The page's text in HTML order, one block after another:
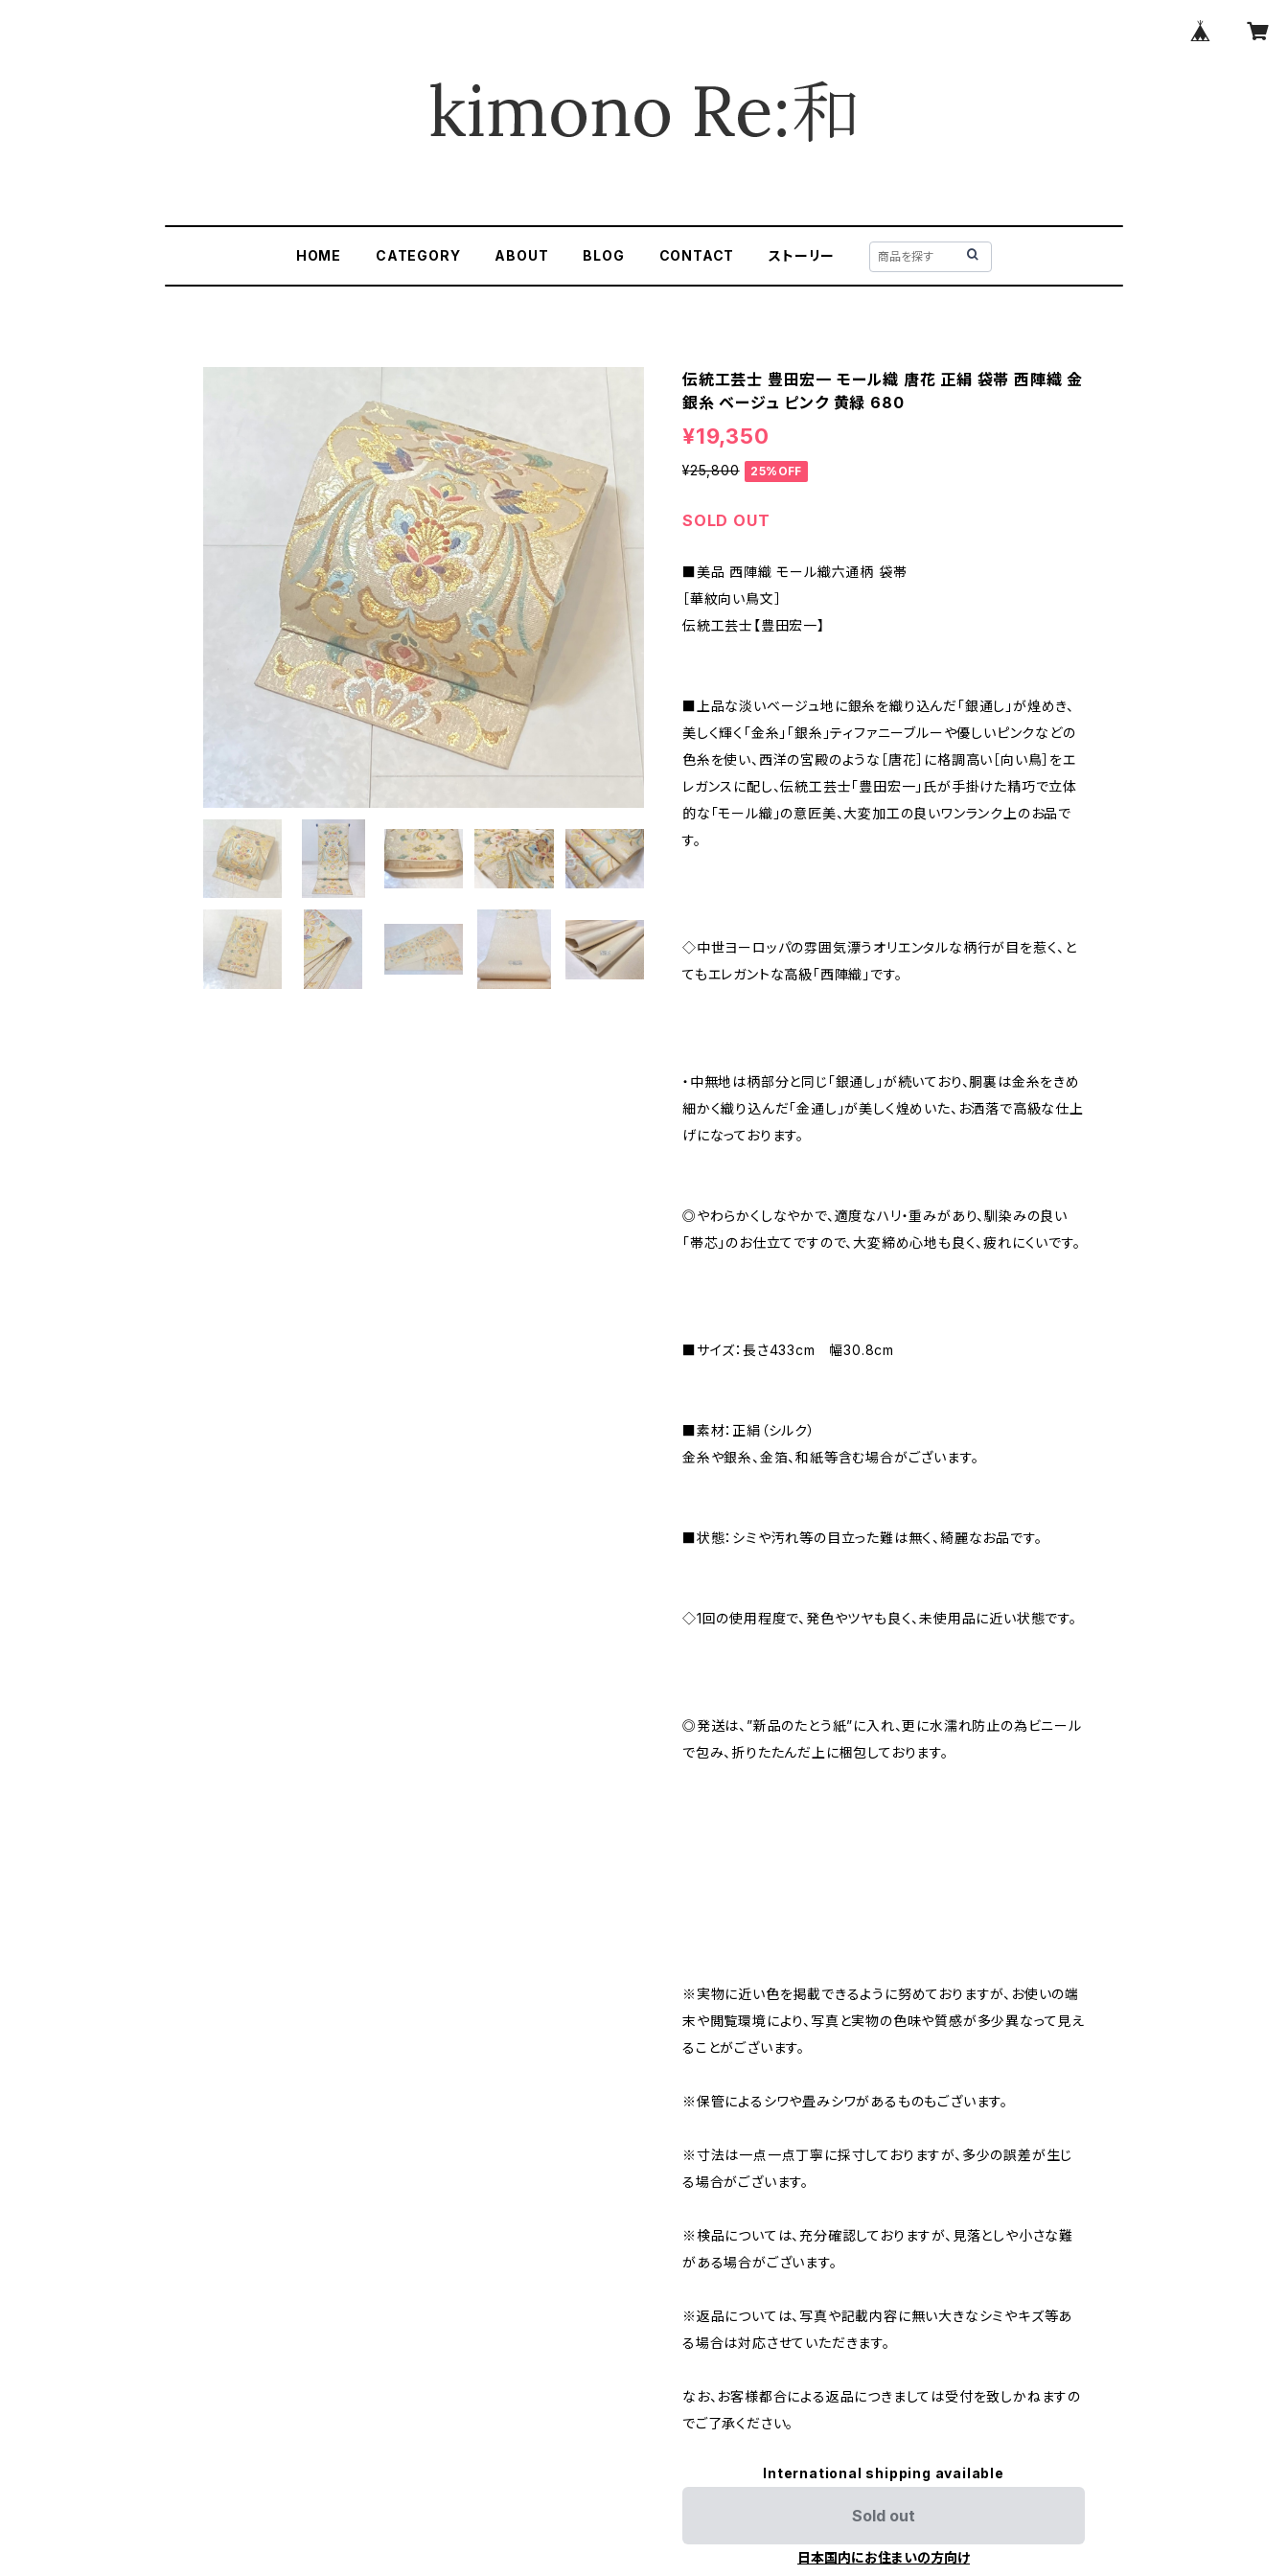
HOME CATEGORY ABOUT BLOG CONTACT ストーリー
伝統工芸士 豊田宏一 モール織 唐花 正絹 袋帯 西陣織 金
銀糸 ベージュ ピンク 黄緑 680
¥19,350
¥25,800 25%OFF
SOLD OUT
■美品 西陣織 モール織六通柄 袋帯
［華紋向い鳥文］
伝統工芸士【豊田宏一】
■上品な淡いベージュ地に銀糸を織り込んだ「銀通し」が煌めき、
美しく輝く「金糸」「銀糸」ティファニーブルーや優しいピンクなどの
色糸を使い、西洋の宮殿のような［唐花］に格調高い［向い鳥］をエ
レガンスに配し、伝統工芸士「豊田宏一」氏が手掛けた精巧で立体
的な「モール織」の意匠美、大変加工の良いワンランク上のお品で
す。
◇中世ヨーロッパの雰囲気漂うオリエンタルな柄行が目を惹く、と
てもエレガントな高級「西陣織」です。
・中無地は柄部分と同じ「銀通し」が続いており、胴裏は金糸をきめ
細かく織り込んだ「金通し」が美しく煌めいた、お洒落で高級な仕上
げになっております。
◎やわらかくしなやかで、適度なハリ・重みがあり、馴染みの良い
「帯芯」のお仕立てですので、大変締め心地も良く、疲れにくいです。
■サイズ：長さ433cm 幅30.8cm
■素材：正絹（シルク）
金糸や銀糸、金箔、和紙等含む場合がございます。
■状態：シミや汚れ等の目立った難は無く、綺麗なお品です。
◇1回の使用程度で、発色やツヤも良く、未使用品に近い状態です。
◎発送は、”新品のたとう紙”に入れ、更に水濡れ防止の為ビニール
で包み、折りたたんだ上に梱包しております。
※実物に近い色を掲載できるように努めておりますが、お使いの端
末や閲覧環境により、写真と実物の色味や質感が多少異なって見え
ることがございます。
※保管によるシワや畳みシワがあるものもございます。
※寸法は一点一点丁寧に採寸しておりますが、多少の誤差が生じ
る場合がございます。
※検品については、充分確認しておりますが、見落としや小さな難
がある場合がございます。
※返品については、写真や記載内容に無い大きなシミやキズ等あ
る場合は対応させていただきます。
なお、お客様都合による返品につきましては受付を致しかねますの
でご了承ください。
International shipping available
Sold out
日本国内にお住まいの方向け